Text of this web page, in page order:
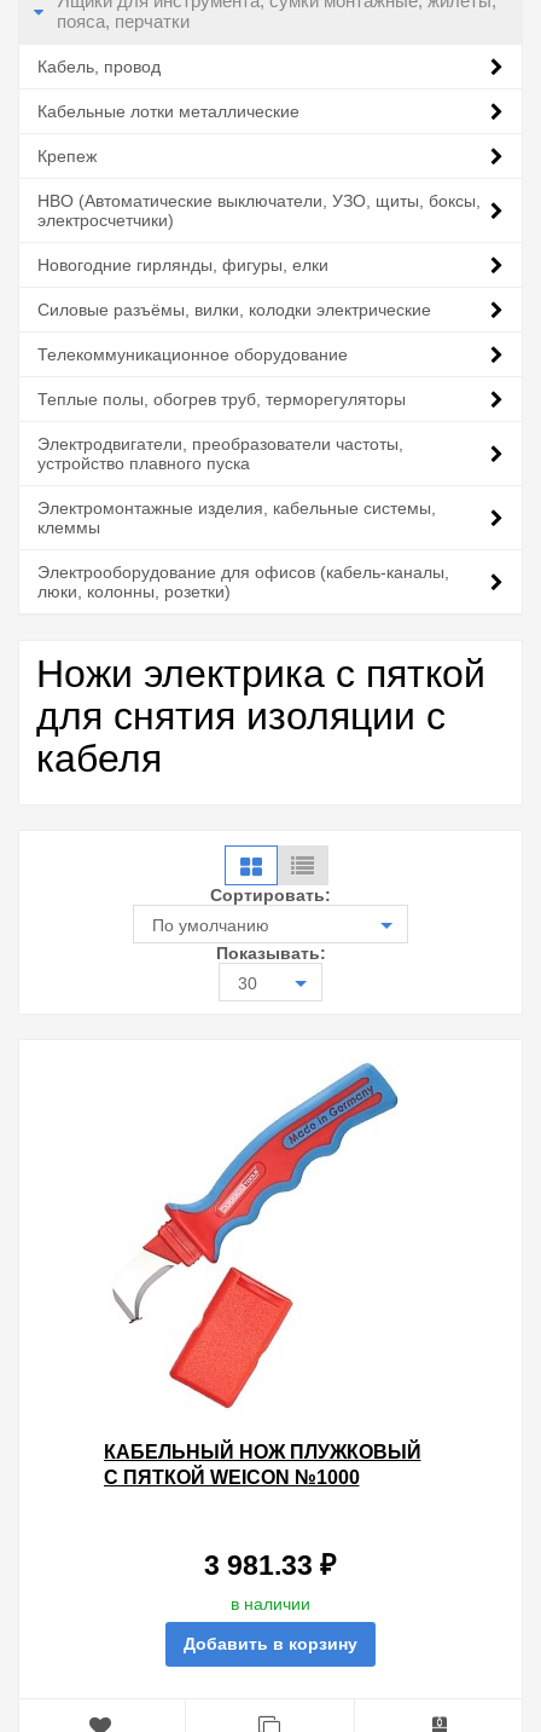
пояса, перчатки
Кабель, провод
Кабельные лотки металлические
Крепеж
НВО (Автоматические выключатели, УЗО, щиты, боксы,
электросчетчики)
Новогодние гирлянды, фигуры, елки
Силовые разъёмы, вилки, колодки электрические
Телекоммуникационное оборудование
Теплые полы, обогрев труб, терморегуляторы
Электродвигатели, преобразователи частоты,
устройство плавного пуска
Электромонтажные изделия, кабельные системы,
клеммы
Электрооборудование для офисов (кабель-каналы,
люки, колонны, розетки)
Ножи электрика с пяткой
для снятия изоляции с
кабеля
Сортировать:
По умолчанию
Показывать:
30
КАБЕЛЬНЫЙ НОЖ ПЛУЖКОВЫЙ
С ПЯТКОЙ WEICON №1000
3 981.33 ₽
в наличии
Добавить в корзину